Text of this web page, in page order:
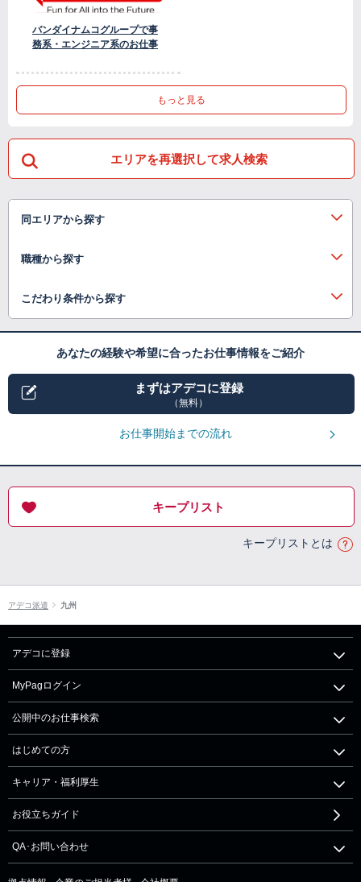
バンダイナムコグループで事
務系・エンジニア系のお仕事
もっと見る
エリアを再選択して求人検索
同エリアから探す
職種から探す
こだわり条件から探す
あなたの経験や希望に合ったお仕事情報をご紹介
まずはアデコに登録
（無料）
お仕事開始までの流れ
キープリスト
キープリストとは
アデコ派遣 九州
アデコに登録
MyPagログイン
公開中のお仕事検索
はじめての方
キャリア・福利厚生
お役立ちガイド
QA･お問い合わせ